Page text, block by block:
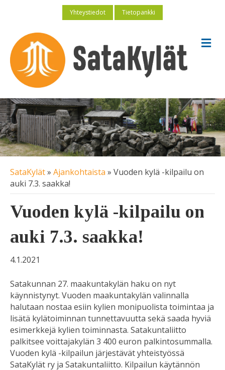
Yhteystiedot Tietopankki
V
a
o
SataKylät» Ajankohtaista » Vuoden kylä -kilpailu on
auki 7.3. saakka!
Vuoden kylä -kilpailu on
auki 7.3. saakka!
4.1.2021
Satakunnan 27. maakuntakylän haku on nyt
käynnistynyt. Vuoden maakuntakylän valinnalla
halutaan nostaa esiin kylien monipuolista toimintaa ja
lisätä kylätoiminnan tunnettavuutta sekä saada hyviä
esimerkkejä kylien toiminnasta. Satakuntaliitto
palkitsee voittajakylän 3 400 euron palkintosummalla.
Vuoden kylä -kilpailun järjestävät yhteistyössä
SataKylät ry ja Satakuntaliitto. Kilpailun käytännön